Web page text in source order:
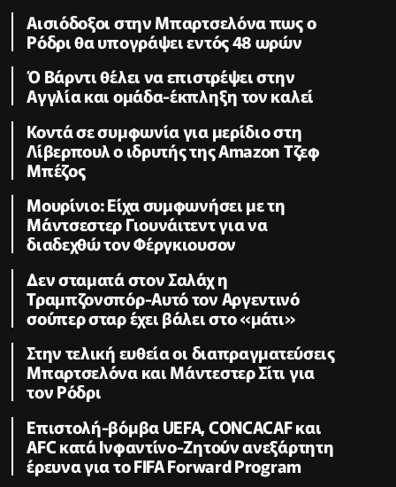
Αισιόδοξοι στην Μπαρτσελόνα πως ο
Ρόδρι θα υπογράψει εντός 48 ωρών
Ό Βάρντι θέλει να επιστρέψει στην
Αγγλία και ομάδα-έκπληξη τον καλεί
Κοντά σε συμφωνία για μερίδιο στη
Λίβερπουλ ο ιδρυτής της Amazon Τζεφ
Μπέζος
Μουρίνιο: Είχα συμφωνήσει με τη
Μάντσεστερ Γιουνάιτεντ για να
διαδεχθώ τον Φέργκιουσον
Δεν σταματά στον Σαλάχ η
Τραμπζονσπόρ-Αυτό τον Αργεντινό
σούπερ σταρ έχει βάλει στο «μάτι»
Στην τελική ευθεία οι διαπραγματεύσεις
Μπαρτσελόνα και Μάντεστερ Σίτι για
τον Ρόδρι
Επιστολή-βόμβα UEFA, CONCACAF και
AFC κατά Ινφαντίνο-Ζητούν ανεξάρτητη
έρευνα για το FIFA Forward Program